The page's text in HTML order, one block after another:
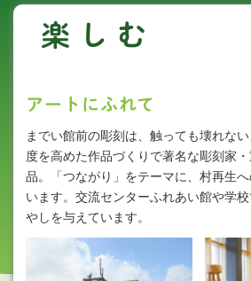
楽しむ
アートにふれて
までい館前の彫刻は、触っても壊れな
度を高めた作品づくりで著名な彫刻家
品。「つながり」をテーマに、村再生
います。交流センターふれあい館や学
やしを与えています。